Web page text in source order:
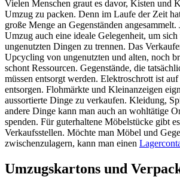
Vielen Menschen graut es davor, Kisten und
Umzug zu packen. Denn im Laufe der Zeit
große Menge an Gegenständen angesammelt.
Umzug auch eine ideale Gelegenheit, um
ungenutzten Dingen zu trennen. Das
Upcycling von ungenutzten und alten, noch
schont Ressourcen. Gegenstände, die
müssen entsorgt werden. Elektroschrott ist
entsorgen. Flohmärkte und Kleinanzeigen
aussortierte Dinge zu verkaufen. Kleidung,
andere Dinge kann man auch an wohltätige
spenden. Für guterhaltene Möbelstücke gibt
Verkaufsstellen. Möchte man Möbel und
zwischenzulagern, kann man einen
Umzugskartons und